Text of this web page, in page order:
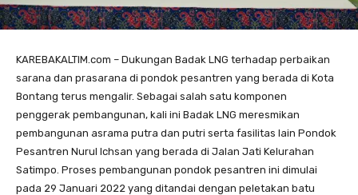
KAREBAKALTIM.com – Dukungan Badak LNG terhadap perbaikan
sarana dan prasarana di pondok pesantren yang berada di Kota
Bontang terus mengalir. Sebagai salah satu komponen
penggerak pembangunan, kali ini Badak LNG meresmikan
pembangunan asrama putra dan putri serta fasilitas lain Pondok
Pesantren Nurul Ichsan yang berada di Jalan Jati Kelurahan
Satimpo. Proses pembangunan pondok pesantren ini dimulai
pada 29 Januari 2022 yang ditandai dengan peletakan batu